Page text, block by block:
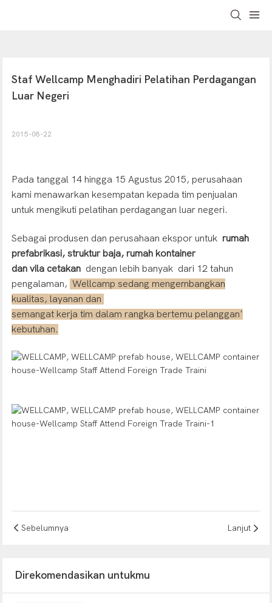
Staf Wellcamp Menghadiri Pelatihan Perdagangan
Luar Negeri
2015-08-22
Pada tanggal 14 hingga 15 Agustus 2015, perusahaan
kami menawarkan kesempatan kepada tim penjualan
untuk mengikuti pelatihan perdagangan luar negeri.
Sebagai produsen dan perusahaan ekspor untuk rumah
prefabrikasi, struktur baja, rumah kontainer
dan vila cetakan dengan lebih banyak dari 12 tahun
pengalaman, Wellcamp sedang mengembangkan
kualitas, layanan dan
semangat kerja tim dalam rangka bertemu pelanggan'
kebutuhan.
Sebelumnya Lanjut
Direkomendasikan untukmu